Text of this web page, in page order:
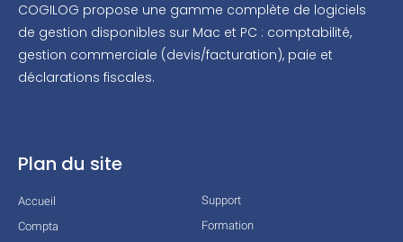
COGILOG propose une gamme complète de logiciels
de gestion disponibles sur Mac et PC : comptabilité,
gestion commerciale (devis/facturation), paie et
déclarations fiscales.
Plan du site
Accueil
Compta
Support
Formation